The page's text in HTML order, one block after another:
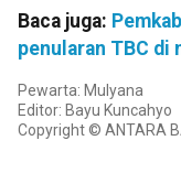
Baca juga:
penularan TBC di
Pewarta: Mulyana
Editor: Bayu Kuncahyo
Copyright © ANTARA